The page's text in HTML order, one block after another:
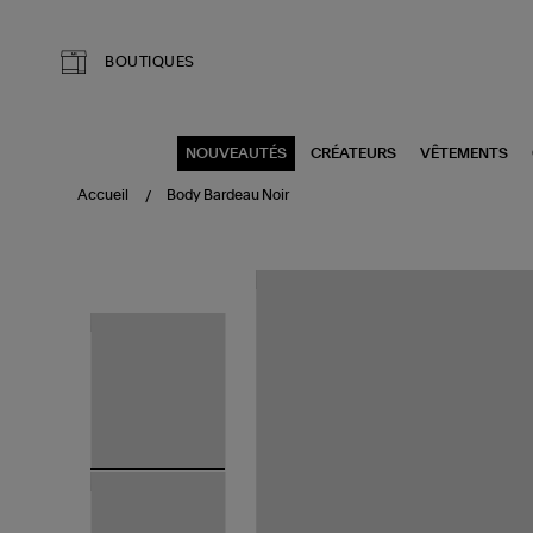
BOUTIQUES
NOUVEAUTÉS CRÉATEURS VÊTEMENTS
Accueil Body Bardeau Noir